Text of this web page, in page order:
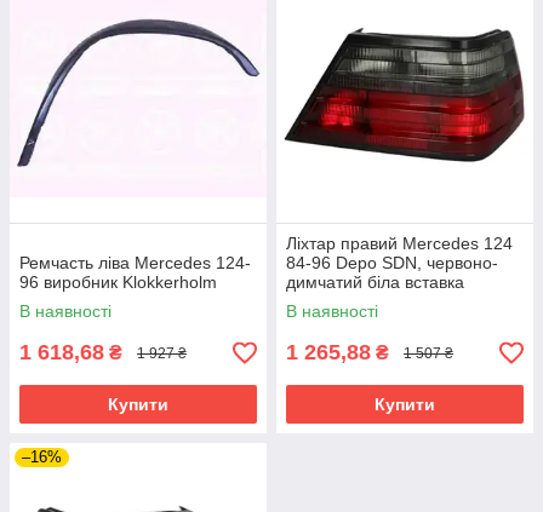
Ремчасть ліва Mercedes 124-
96 виробник Klokkerholm
В наявності
1 618,68 ₴ 1 927 ₴
Купити
Ліхтар правий Mercedes 124
84-96 Depo SDN, червоно-
димчатий біла вставка
В наявності
1 265,88 ₴ 1 507 ₴
Купити
–16%